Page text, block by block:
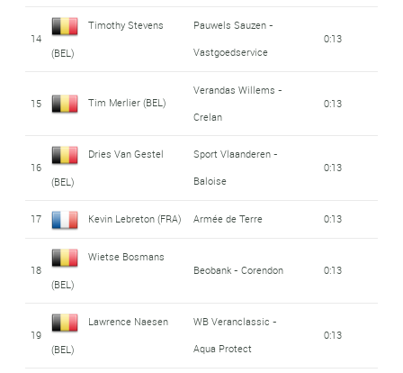
14
Timothy Stevens
(BEL)
Pauwels Sauzen -
Vastgoedservice
0:13
15 Tim Merlier (BEL)
Verandas Willems -
Crelan
0:13
16
Dries Van Gestel
(BEL)
Sport Vlaanderen -
Baloise
0:13
17 Kevin Lebreton (FRA) Armée de Terre 0:13
18
Wietse Bosmans
(BEL)
Beobank - Corendon 0:13
19
Lawrence Naesen
(BEL)
WB Veranclassic -
Aqua Protect
0:13